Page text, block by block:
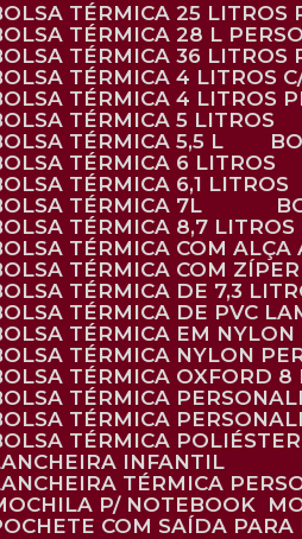
BOLSA TÉRMICA 25
BOLSA TÉRMICA 28 L
BOLSA TÉRMICA 36 LITROS
BOLSA TÉRMICA 4 LITROS
BOLSA TÉRMICA 4 LITROS
BOLSA TÉRMICA 5 LITROS
BOLSA TÉRMICA 5,5 L
BOLSA TÉRMICA 6 LITROS
BOLSA TÉRMICA 6,1 LITROS
BOLSA TÉRMICA 7L
BOLSA TÉRMICA 8,7 LITROS
BOLSA TÉRMICA COM
BOLSA TÉRMICA COM
BOLSA TÉRMICA DE 7,3
BOLSA TÉRMICA DE PVC
BOLSA TÉRMICA EM
BOLSA TÉRMICA NYLON
BOLSA TÉRMICA OXFORD 8
BOLSA TÉRMICA
BOLSA TÉRMICA
BOLSA TÉRMICA
LANCHEIRA INFANTIL
LANCHEIRA TÉRMICA
MOCHILA P/ NOTEBOOK
POCHETE COM SAÍDA